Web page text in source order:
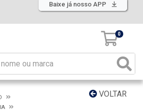
Baixe já nosso APP
0
VOLTAR